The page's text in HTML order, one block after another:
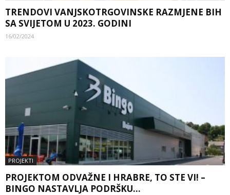
TRENDOVI VANJSKOTRGOVINSKE RAZMJENE BIH
SA SVIJETOM U 2023. GODINI
16/02/2024
PROJEKTI
PROJEKTOM ODVAŽNE I HRABRE, TO STE VI! –
BINGO NASTAVLJA PODRŠKU...